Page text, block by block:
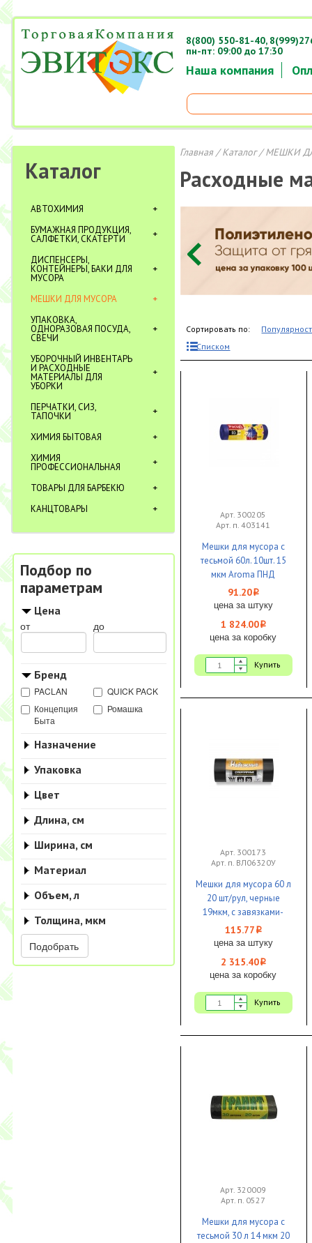
Наша компания
8(800) 550-81-40,
пн-пт: 09:00 до 17:30
Каталог
АВТОХИМИЯ
БУМАЖНАЯ ПРОДУКЦИЯ,
САЛФЕТКИ, СКАТЕРТИ
ДИСПЕНСЕРЫ,
КОНТЕЙНЕРЫ, БАКИ ДЛЯ
МУСОРА
МЕШКИ ДЛЯ МУСОРА
УПАКОВКА,
ОДНОРАЗОВАЯ ПОСУДА,
СВЕЧИ
УБОРОЧНЫЙ ИНВЕНТАРЬ
И РАСХОДНЫЕ
МАТЕРИАЛЫ ДЛЯ
УБОРКИ
ПЕРЧАТКИ, СИЗ,
ТАПОЧКИ
ХИМИЯ БЫТОВАЯ
ХИМИЯ
ПРОФЕССИОНАЛЬНАЯ
ТОВАРЫ ДЛЯ БАРБЕКЮ
КАНЦТОВАРЫ
Подбор по
параметрам
Цена
от до
Бренд
PACLAN
QUICK PACK
Концепция
Быта
Ромашка
Назначение
Упаковка
Цвет
Длина, см
Ширина, см
Материал
Объем, л
Толщина, мкм
Подобрать
Главная/Каталог/МЕШКИ
Расходные
Сортировать по:
Списком
Арт. 300205
Арт. п. 403141
Мешки для мусора с
тесьмой 60л. 10шт. 15
мкм Aroma ПНД
(фиолетовый) 1/20
Paclan
91.20i
цена за штуку
1 824.00i
цена за коробку
Купить
Арт. 300173
Арт. п. ВЛ06320У
Мешки для мусора 60 л
20 шт/рул, черные
19мкм, с завязками-
ушками 60х74см
Надежные 1/20
115.77 i
цена за штуку
2 315.40i
цена за коробку
Купить
Арт. 320009
Арт. п. 0527
Мешки для мусора с
тесьмой 30 л 14 мкм 20